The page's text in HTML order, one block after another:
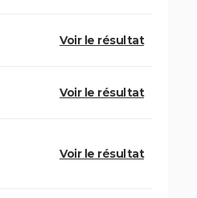
Voir le résultat
Voir le résultat
Voir le résultat